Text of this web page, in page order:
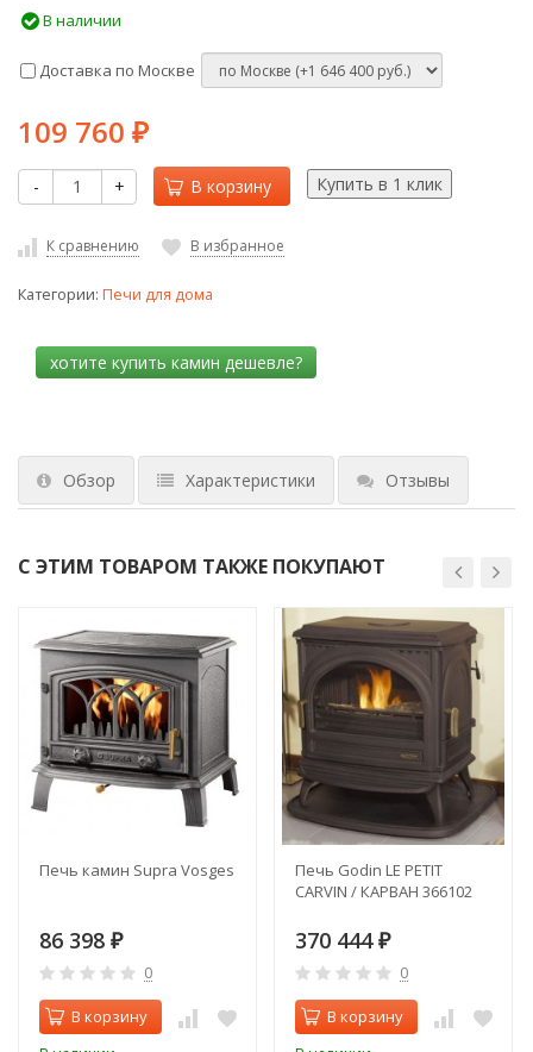
В наличии
Доставка по Москве
109 760 ₽
- + В корзину
К сравнению В избранное
Категории: Печи для дома
Обзор Характеристики Отзывы
С ЭТИМ ТОВАРОМ ТАКЖЕ ПОКУПАЮТ
Печь камин Supra Vosges
86 398 ₽
0
В корзину
Печь Godin LE PETIT
CARVIN / КАРВАН 366102
370 444 ₽
0
В корзину